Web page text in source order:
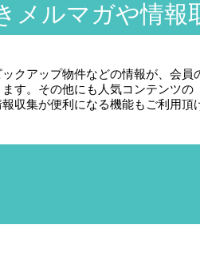
メルマガや情報
クアップ物件などの情報が、会員
す。その他にも人気コンテンツ
収集が便利になる機能もご利用頂